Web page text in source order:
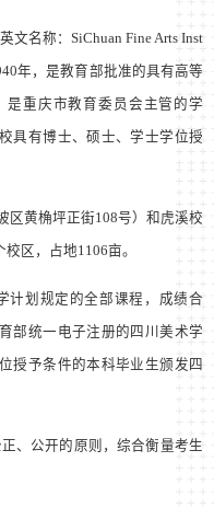
文名称：SiChuan Fine Arts Inst
年，是教育部批准的具有高等
重庆市教育委员会主管的学
具有博士、硕士、学士学位授
区黄桷坪正街108号）和虎溪校
区，占地1106亩。
计划规定的全部课程，成绩合
部统一电子注册的四川美术学
授予条件的本科毕业生颁发四
、公开的原则，综合衡量考生